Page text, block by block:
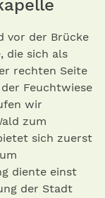
vor der Brücke
die sich als
rechten Seite
Feuchtwiese
wir
zum
sich zuerst
diente einst
der Stadt